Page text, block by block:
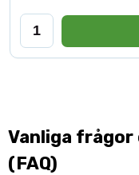
Vanliga frågor
(FAQ)